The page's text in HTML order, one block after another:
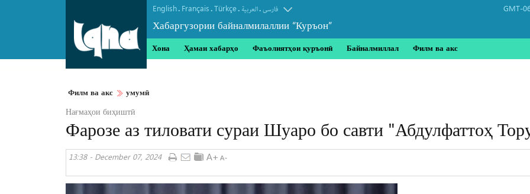
English. Français.Türkçe. العربیة.فارسی
Хабаргузории байналмилаллии “Куръон”
GMT-
Хона Ҳамаи хабарҳо Фаъолиятҳои қуръонӣ Байналмиллал Филм ва акс
Филм ва акс умумӣ
Нағмаҳои биҳиштӣ
Фарозе аз тиловати сураи Шуаро бо савти "Абдулфаттоҳ
13:38 - December 07, 2024